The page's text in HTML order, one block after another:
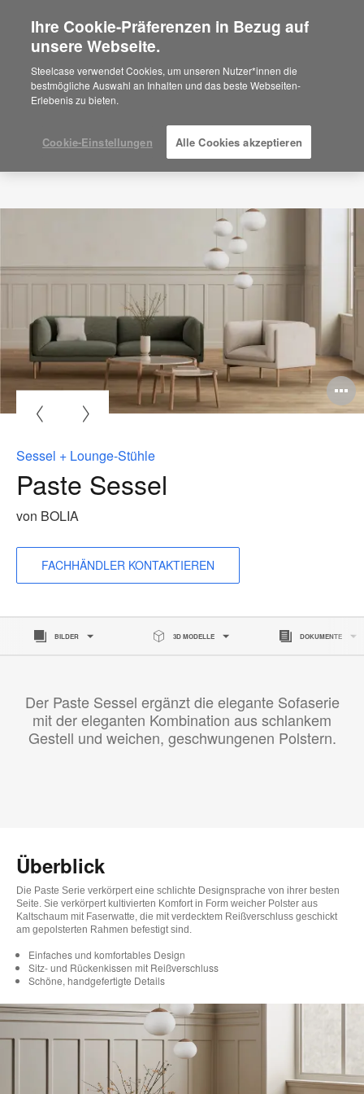
Are you in United States?
Would you like to see Products we sell in
your region?
Americas
Español
Sessel + Lounge-Stühle
Paste Sessel
von BOLIA
FACHHÄNDLER KONTAKTIEREN
BILDER 3D MODELLE DOKUMENTE
Der Paste Sessel ergänzt die elegante Sofaserie
mit der eleganten Kombination aus schlankem
Gestell und weichen, geschwungenen Polstern.
Überblick
Die Paste Serie verkörpert eine schlichte Designsprache von ihrer besten
Seite. Sie verkörpert kultivierten Komfort in Form weicher Polster aus
Kaltschaum mit Faserwatte, die mit verdecktem Reißverschluss geschickt
am gepolsterten Rahmen befestigt sind.
Einfaches und komfortables Design
Sitz- und Rückenkissen mit Reißverschluss
Schöne, handgefertigte Details
Ihre Cookie-Präferenzen in Bezug auf
unsere Webseite.
Steelcase verwendet Cookies, um unseren Nutzer*innen die
bestmögliche Auswahl an Inhalten und das beste Webseiten-
Erlebenis zu bieten.
Cookie-Einstellungen Alle Cookies akzeptieren